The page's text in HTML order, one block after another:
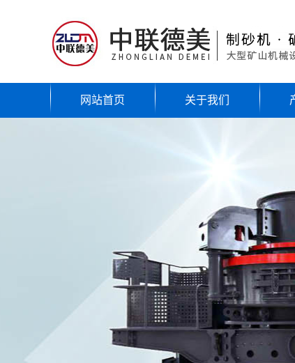
网站首页 关于我们